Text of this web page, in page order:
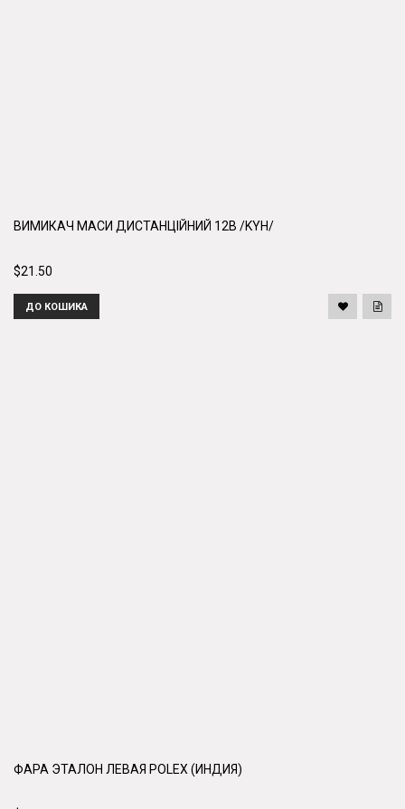
ВИМИКАЧ МАСИ ДИСТАНЦІЙНИЙ 12В /KYH/
$21.50
ДО КОШИКА
ФАРА ЭТАЛОН ЛЕВАЯ POLEX (ИНДИЯ)